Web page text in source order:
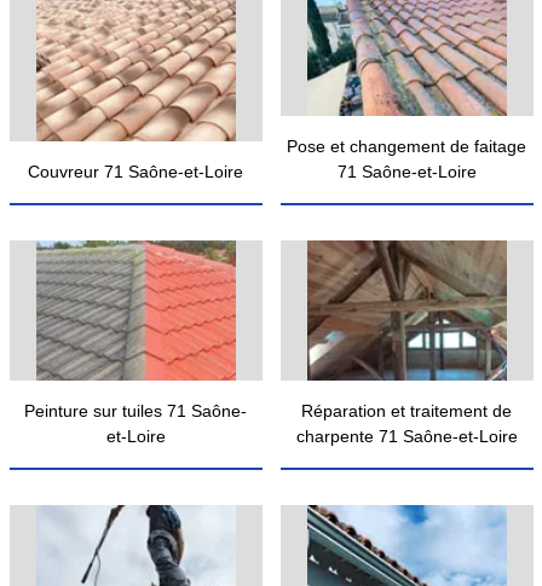
Couvreur 71 Saône-et-Loire
Pose et changement de faitage
71 Saône-et-Loire
Peinture sur tuiles 71 Saône-
et-Loire
Réparation et traitement de
charpente 71 Saône-et-Loire